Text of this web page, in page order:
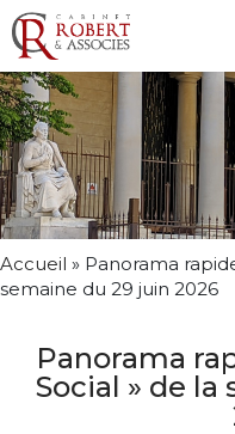
Accueil » Panorama
semaine du 29 juin 2026
Panorama
Social » de